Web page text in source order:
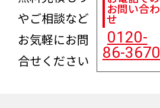
やご相談など
お気軽にお問
合せください
お問い合わ
せ
0120-
86-3670